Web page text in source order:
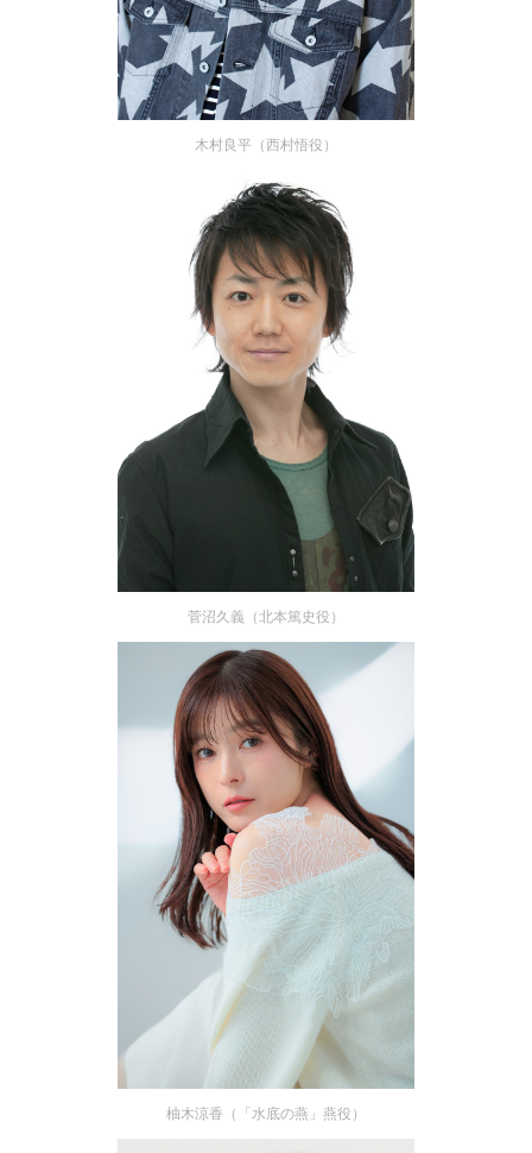
木村良平（西村悟役）
菅沼久義（北本篤史役）
柚木涼香（「水底の燕」燕役）